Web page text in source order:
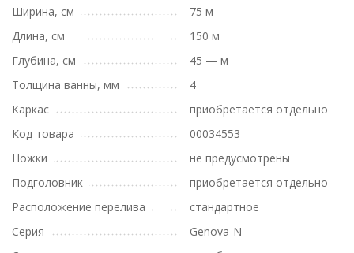
Ширина, см
75 м
Длина, см
150 м
Глубина, см
45 — м
Толщина ванны, мм
4
Каркас
приобретается отдельно
Код товара
00034553
Ножки
не предусмотрены
Подголовник
приобретается отдельно
Расположение перелива
стандартное
Серия
Genova-N